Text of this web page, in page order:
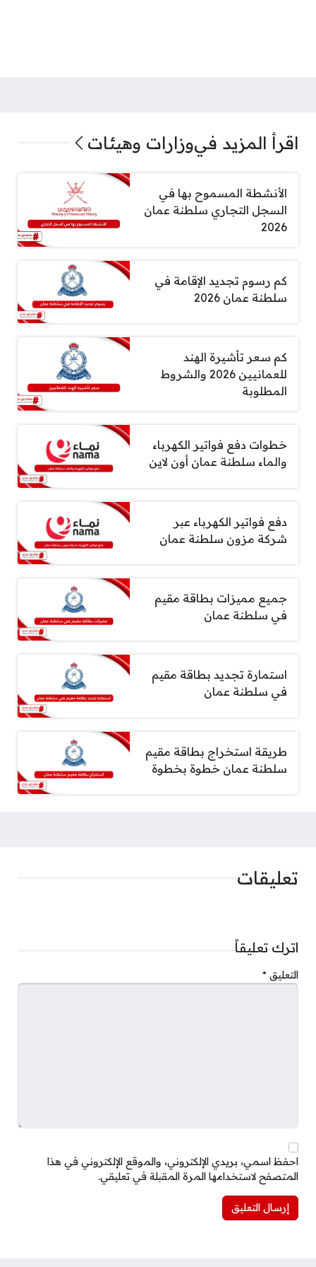
اقرأ المزيد فيوزارات وهيئات
الأنشطة المسموح بها في
السجل التجاري سلطنة عمان
2026
كم رسوم تجديد الإقامة في
سلطنة عمان 2026
كم سعر تأشيرة الهند
للعمانيين 2026 والشروط
المطلوبة
خطوات دفع فواتير الكهرباء
والماء سلطنة عمان أون لاين
دفع فواتير الكهرباء عبر
شركة مزون سلطنة عمان
جميع مميزات بطاقة مقيم
في سلطنة عمان
استمارة تجديد بطاقة مقيم
في سلطنة عمان
طريقة استخراج بطاقة مقيم
سلطنة عمان خطوة بخطوة
تعليقات
اترك تعليقاً
التعليق *
احفظ اسمي، بريدي الإلكتروني، والموقع الإلكتروني في هذا
المتصفح لاستخدامها المرة المقبلة في تعليقي.